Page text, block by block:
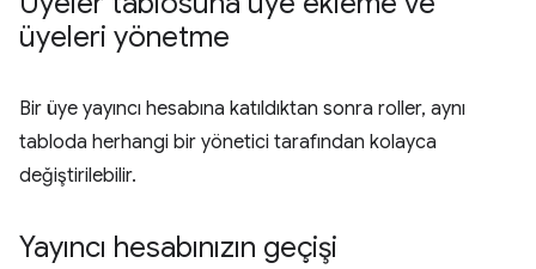
üyeleri yönetme
Bir üye yayıncı hesabına katıldıktan sonra roller, aynı
tabloda herhangi bir yönetici tarafından kolayca
değiştirilebilir.
Yayıncı hesabınızın geçişi